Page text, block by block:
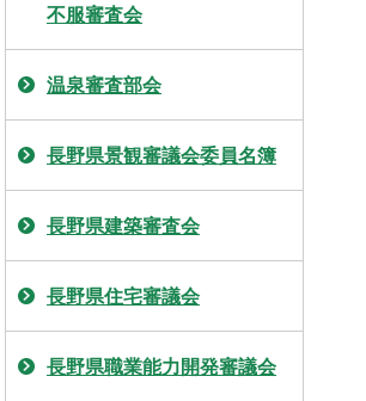
不服審査会
温泉審査部会
長野県景観審議会委員名簿
長野県建築審査会
長野県住宅審議会
長野県職業能力開発審議会